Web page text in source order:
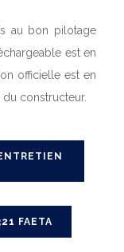
au bon pilotage
est en
officielle est en
constructeur.
FAETA